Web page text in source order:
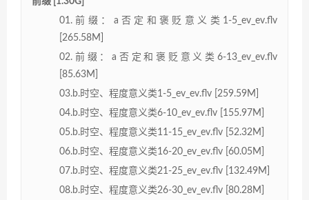
01.前缀：a否定和褒贬意义类1-5_ev_ev.flv
[265.58M]
02.前缀：a否定和褒贬意义类6-13_ev_ev.flv
[85.63M]
03.b.时空、程度意义类1-5_ev_ev.flv [259.59M]
04.b.时空、程度意义类6-10_ev_ev.flv [155.97M]
05.b.时空、程度意义类11-15_ev_ev.flv [52.32M]
06.b.时空、程度意义类16-20_ev_ev.flv [60.05M]
07.b.时空、程度意义类21-25_ev_ev.flv [132.49M]
08.b.时空、程度意义类26-30_ev_ev.flv [80.28M]